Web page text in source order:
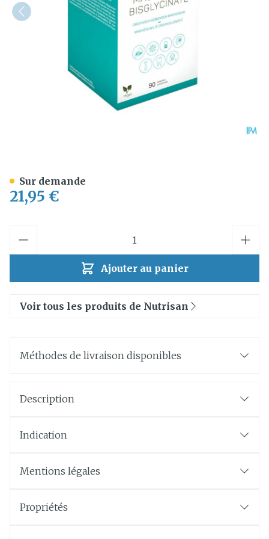
21,95 €
Ajouter au panier
Sur demande
Voir tous les produits de Nutrisan
Méthodes de livraison disponibles
Description
Indication
Mentions légales
Propriétés